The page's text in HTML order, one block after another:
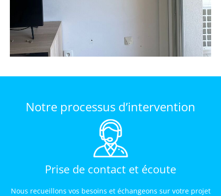
Notre processus d’intervention
Prise de contact et écoute
Nous recueillons vos besoins et échangeons sur votre projet